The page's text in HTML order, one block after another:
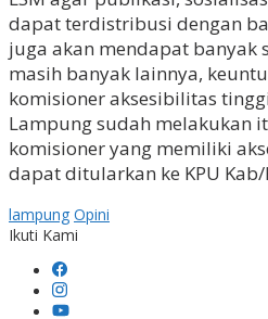
dapat terdistribusi dengan
juga akan mendapat banyak
masih banyak lainnya,
komisioner aksesibilitas
Lampung sudah melakukan
komisioner yang memiliki
dapat ditularkan ke KPU Kab/
lampung Opini
Ikuti Kami